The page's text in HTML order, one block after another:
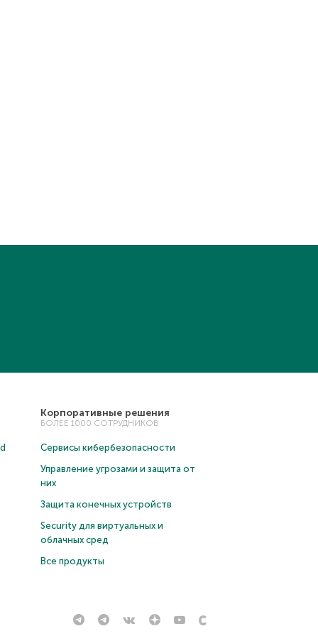
Корпоративные решения
БОЛЕЕ 1000 СОТРУДНИКОВ
Сервисы кибербезопасности
Управление угрозами и защита от
них
Защита конечных устройств
Security для виртуальных и
облачных сред
Все продукты